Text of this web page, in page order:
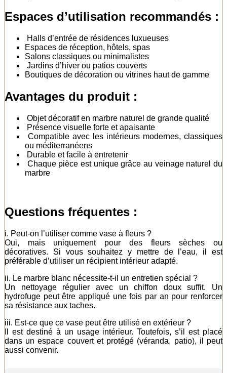
Espaces d’utilisation recommandés :
Halls d’entrée de résidences luxueuses
Espaces de réception, hôtels, spas
Salons classiques ou minimalistes
Jardins d’hiver ou patios couverts
Boutiques de décoration ou vitrines haut de gamme
Avantages du produit :
Objet décoratif en marbre naturel de grande qualité
Présence visuelle forte et apaisante
Compatible avec les intérieurs modernes, classiques
ou méditerranéens
Durable et facile à entretenir
Chaque pièce est unique grâce au veinage naturel du
marbre
Questions fréquentes :
i. Peut-on l’utiliser comme vase à fleurs ?
Oui, mais uniquement pour des fleurs sèches ou
décoratives. Si vous souhaitez y mettre de l’eau, il est
préférable d’utiliser un récipient intérieur adapté.
ii. Le marbre blanc nécessite-t-il un entretien spécial ?
Un nettoyage régulier avec un chiffon doux suffit. Un
hydrofuge peut être appliqué une fois par an pour renforcer
sa résistance aux taches.
iii. Est-ce que ce vase peut être utilisé en extérieur ?
Il est destiné à un usage intérieur. Toutefois, s’il est placé
dans un espace couvert et protégé (véranda, patio), il peut
aussi convenir.